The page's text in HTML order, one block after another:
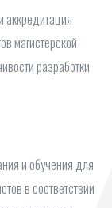
аккредитация
магистерской
разработки
и обучения для
в соответствии